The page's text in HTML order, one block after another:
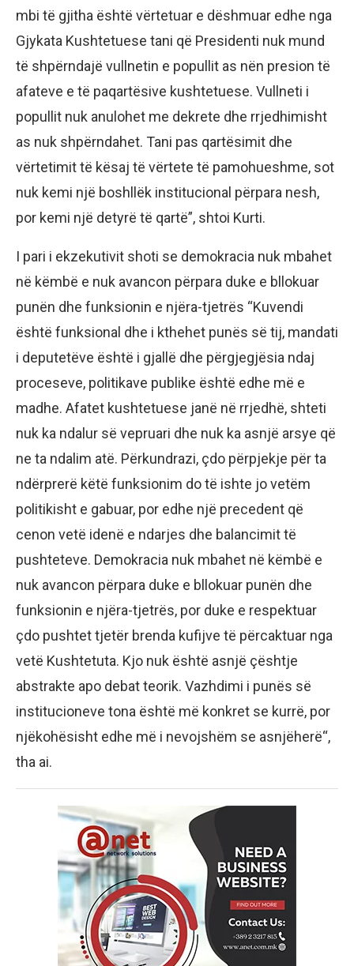
mbi të gjitha është vërtetuar e dëshmuar edhe nga
Gjykata Kushtetuese tani që Presidenti nuk mund
të shpërndajë vullnetin e popullit as nën presion të
afateve e të paqartësive kushtetuese. Vullneti i
popullit nuk anulohet me dekrete dhe rrjedhimisht
as nuk shpërndahet. Tani pas qartësimit dhe
vërtetimit të kësaj të vërtete të pamohueshme, sot
nuk kemi një boshllëk institucional përpara nesh,
por kemi një detyrë të qartë”, shtoi Kurti.
I pari i ekzekutivit shoti se demokracia nuk mbahet
në këmbë e nuk avancon përpara duke e bllokuar
punën dhe funksionin e njëra-tjetrës “Kuvendi
është funksional dhe i kthehet punës së tij, mandati
i deputetëve është i gjallë dhe përgjegjësia ndaj
proceseve, politikave publike është edhe më e
madhe. Afatet kushtetuese janë në rrjedhë, shteti
nuk ka ndalur së vepruari dhe nuk ka asnjë arsye që
ne ta ndalim atë. Përkundrazi, çdo përpjekje për ta
ndërprerë këtë funksionim do të ishte jo vetëm
politikisht e gabuar, por edhe një precedent që
cenon vetë idenë e ndarjes dhe balancimit të
pushteteve. Demokracia nuk mbahet në këmbë e
nuk avancon përpara duke e bllokuar punën dhe
funksionin e njëra-tjetrës, por duke e respektuar
çdo pushtet tjetër brenda kufijve të përcaktuar nga
vetë Kushtetuta. Kjo nuk është asnjë çështje
abstrakte apo debat teorik. Vazhdimi i punës së
institucioneve tona është më konkret se kurrë, por
njëkohësisht edhe më i nevojshëm se asnjëherë“,
tha ai.